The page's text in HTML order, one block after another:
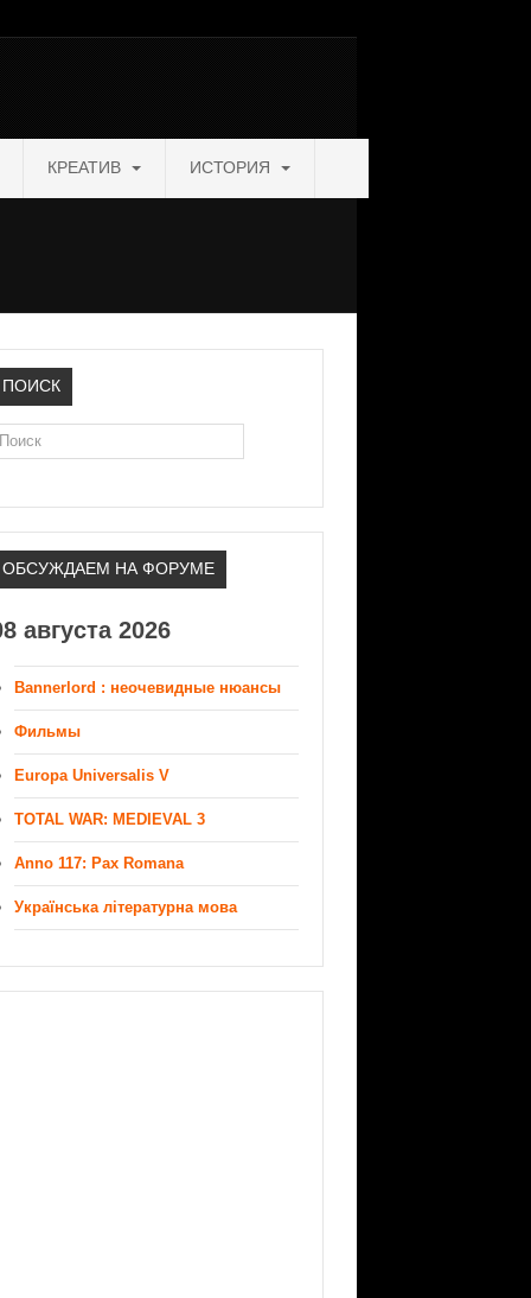
КРЕАТИВ ИСТОРИЯ
ПОИСК
Поиск
ОБСУЖДАЕМ НА ФОРУМЕ
августа 2026
Bannerlord : неочевидные нюансы
Фильмы
Europa Universalis V
TOTAL WAR: MEDIEVAL 3
Anno 117: Pax Romana
Українська літературна мова